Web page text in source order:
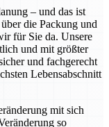
– und das ist
die Packung und
für Sie da. Unsere
und mit größter
und fachgerecht
Lebensabschnitt
mit sich
so